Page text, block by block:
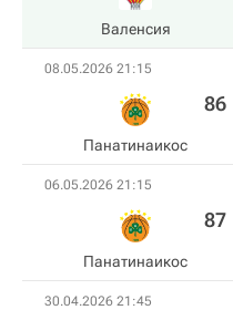
Валенсия
08.05.2026 21:15
Панатинаикос
86
06.05.2026 21:15
Панатинаикос
87
30.04.2026 21:45